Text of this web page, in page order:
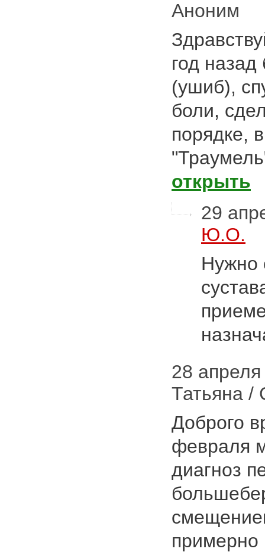
Аноним
год
(ушиб),
боли,
порядке,
открыть
29
Ю.О.
Нужно
28 апреля
Татьяна /
Доброго
февраля
диагноз
примерно